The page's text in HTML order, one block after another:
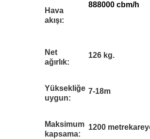
Hava
akışı:
888000 cbm/h
Net
ağırlık:
126 kg.
Yüksekliğe
uygun:
7-18m
Maksimum
kapsama:
1200